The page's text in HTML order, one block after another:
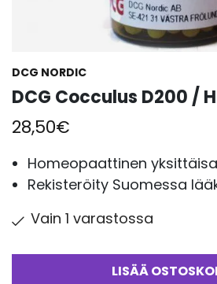
DCG NORDIC
DCG Cocculus D200 /
28,50€
Homeopaattinen
Rekisteröity Suomessa
Vain 1 varastossa
LISÄÄ